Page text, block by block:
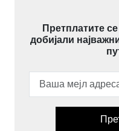
Претплатите
добијали